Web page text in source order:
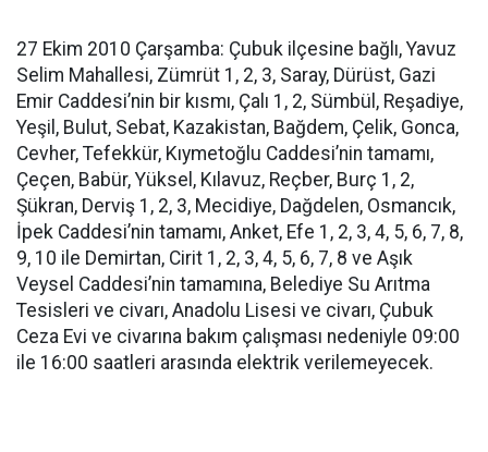
27 Ekim 2010 Çarşamba: Çubuk ilçesine bağlı, Yavuz
Selim Mahallesi, Zümrüt 1, 2, 3, Saray, Dürüst, Gazi
Emir Caddesi’nin bir kısmı, Çalı 1, 2, Sümbül, Reşadiye,
Yeşil, Bulut, Sebat, Kazakistan, Bağdem, Çelik, Gonca,
Cevher, Tefekkür, Kıymetoğlu Caddesi’nin tamamı,
Çeçen, Babür, Yüksel, Kılavuz, Reçber, Burç 1, 2,
Şükran, Derviş 1, 2, 3, Mecidiye, Dağdelen, Osmancık,
İpek Caddesi’nin tamamı, Anket, Efe 1, 2, 3, 4, 5, 6, 7, 8,
9, 10 ile Demirtan, Cirit 1, 2, 3, 4, 5, 6, 7, 8 ve Aşık
Veysel Caddesi’nin tamamına, Belediye Su Arıtma
Tesisleri ve civarı, Anadolu Lisesi ve civarı, Çubuk
Ceza Evi ve civarına bakım çalışması nedeniyle 09:00
ile 16:00 saatleri arasında elektrik verilemeyecek.